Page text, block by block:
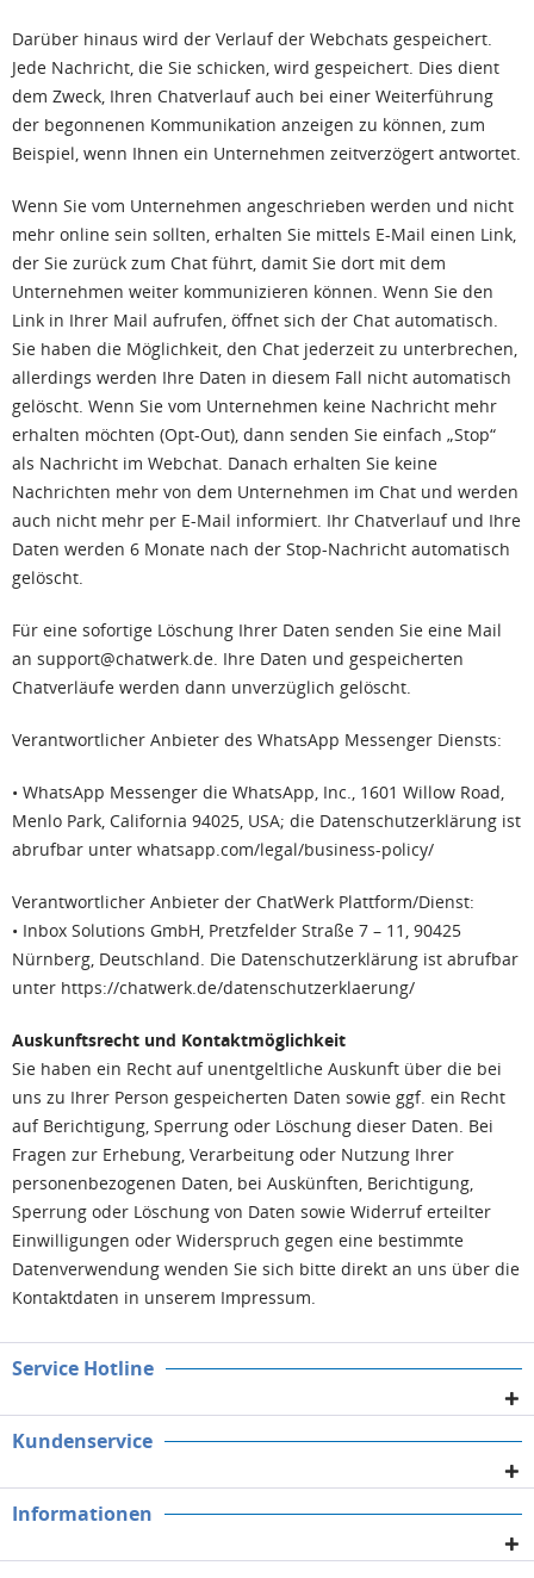
Darüber hinaus wird der Verlauf der Webchats gespeichert.
Jede Nachricht, die Sie schicken, wird gespeichert. Dies dient
dem Zweck, Ihren Chatverlauf auch bei einer Weiterführung
der begonnenen Kommunikation anzeigen zu können, zum
Beispiel, wenn Ihnen ein Unternehmen zeitverzögert antwortet.
Wenn Sie vom Unternehmen angeschrieben werden und nicht
mehr online sein sollten, erhalten Sie mittels E-Mail einen Link,
der Sie zurück zum Chat führt, damit Sie dort mit dem
Unternehmen weiter kommunizieren können. Wenn Sie den
Link in Ihrer Mail aufrufen, öffnet sich der Chat automatisch.
Sie haben die Möglichkeit, den Chat jederzeit zu unterbrechen,
allerdings werden Ihre Daten in diesem Fall nicht automatisch
gelöscht. Wenn Sie vom Unternehmen keine Nachricht mehr
erhalten möchten (Opt-Out), dann senden Sie einfach „Stop“
als Nachricht im Webchat. Danach erhalten Sie keine
Nachrichten mehr von dem Unternehmen im Chat und werden
auch nicht mehr per E-Mail informiert. Ihr Chatverlauf und Ihre
Daten werden 6 Monate nach der Stop-Nachricht automatisch
gelöscht.
Für eine sofortige Löschung Ihrer Daten senden Sie eine Mail
an support@chatwerk.de. Ihre Daten und gespeicherten
Chatverläufe werden dann unverzüglich gelöscht.
Verantwortlicher Anbieter des WhatsApp Messenger Diensts:
• WhatsApp Messenger die WhatsApp, Inc., 1601 Willow Road,
Menlo Park, California 94025, USA; die Datenschutzerklärung ist
abrufbar unter whatsapp.com/legal/business-policy/
Verantwortlicher Anbieter der ChatWerk Plattform/Dienst:
• Inbox Solutions GmbH, Pretzfelder Straße 7 – 11, 90425
Nürnberg, Deutschland. Die Datenschutzerklärung ist abrufbar
unter https://chatwerk.de/datenschutzerklaerung/
Auskunftsrecht und Kontaktmöglichkeit
Sie haben ein Recht auf unentgeltliche Auskunft über die bei
uns zu Ihrer Person gespeicherten Daten sowie ggf. ein Recht
auf Berichtigung, Sperrung oder Löschung dieser Daten. Bei
Fragen zur Erhebung, Verarbeitung oder Nutzung Ihrer
personenbezogenen Daten, bei Auskünften, Berichtigung,
Sperrung oder Löschung von Daten sowie Widerruf erteilter
Einwilligungen oder Widerspruch gegen eine bestimmte
Datenverwendung wenden Sie sich bitte direkt an uns über die
Kontaktdaten in unserem Impressum.
Service Hotline
Kundenservice
Informationen